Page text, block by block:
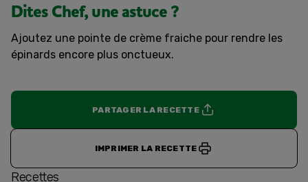
Dites Chef, une astuce ?
Ajoutez une pointe de crème fraiche pour rendre les
épinards encore plus onctueux.
PARTAGER LA RECETTE
IMPRIMER LA RECETTE
Recettes